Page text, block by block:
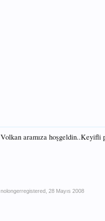
Volkan aramıza hoşgeldin..Keyifli
nolongerregistered 28 Mayıs 2008